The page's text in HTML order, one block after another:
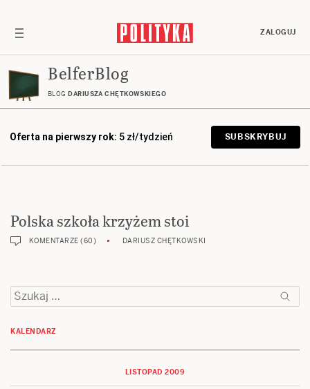
ZALOGUJ
BelferBlog
BLOG DARIUSZA CHĘTKOWSKIEGO
Oferta na pierwszy rok: 5 zł/tydzień SUBSKRYBUJ
Polska szkoła krzyżem stoi
KOMENTARZE (60) DARIUSZ CHĘTKOWSKI
Szukaj:
KALENDARZ
LISTOPAD 2009